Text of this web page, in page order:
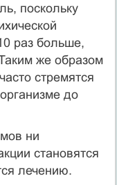
поскольку
раз больше,
же образом
стремятся
до
ни
становятся
лечению.